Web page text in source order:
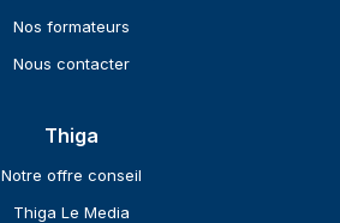
Nos formateurs
Nous contacter
Thiga
Notre offre conseil
Thiga Le Media